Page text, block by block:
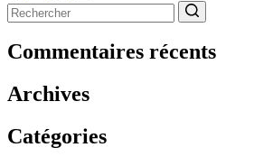
résultat
Commentaires récents
Archives
Catégories